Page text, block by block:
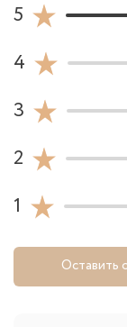
5
4
3
2
1
Оставить